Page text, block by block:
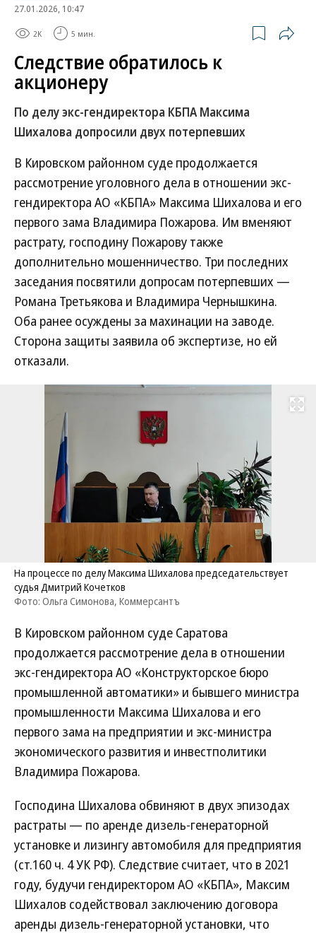
27.01.2026, 10:47
2K 5 мин.
Следствие обратилось к
акционеру
По делу экс-гендиректора КБПА Максима
Шихалова допросили двух потерпевших
В Кировском районном суде продолжается
рассмотрение уголовного дела в отношении экс-
гендиректора АО «КБПА» Максима Шихалова и его
первого зама Владимира Пожарова. Им вменяют
растрату, господину Пожарову также
дополнительно мошенничество. Три последних
заседания посвятили допросам потерпевших —
Романа Третьякова и Владимира Чернышкина.
Оба ранее осуждены за махинации на заводе.
Сторона защиты заявила об экспертизе, но ей
отказали.
Развернуть
На процессе по делу Максима Шихалова председательствует
судья Дмитрий Кочетков
Фото: Ольга Симонова, Коммерсантъ
В Кировском районном суде Саратова
продолжается рассмотрение дела в отношении
экс-гендиректора АО «Конструкторское бюро
промышленной автоматики» и бывшего министра
промышленности Максима Шихалова и его
первого зама на предприятии и экс-министра
экономического развития и инвестполитики
Владимира Пожарова.
Господина Шихалова обвиняют в двух эпизодах
растраты — по аренде дизель-генераторной
установке и лизингу автомобиля для предприятия
(ст.160 ч. 4 УК РФ). Следствие считает, что в 2021
году, будучи гендиректором АО «КБПА», Максим
Шихалов содействовал заключению договора
аренды дизель-генераторной установки, что